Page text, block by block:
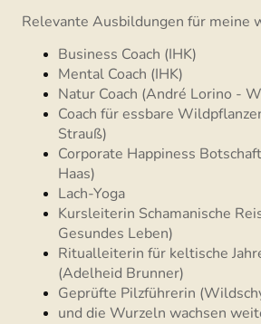
Relevante Ausbildungen für meine
Business Coach (IHK)
Mental Coach (IHK)
Natur Coach (André Lorino -
Coach für essbare
Strauß)
Corporate Happiness
Haas)
Lach-Yoga
Kursleiterin Schamanische
Gesundes Leben)
Ritualleiterin für keltische
(Adelheid Brunner)
Geprüfte Pilzführerin
und die Wurzeln wachsen